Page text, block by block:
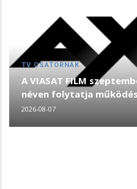
TV CSATORNÁK
A VIASAT FILM
néven folytatja
2026-08-07